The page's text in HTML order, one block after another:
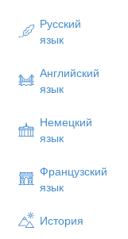
Русский
язык
Английский
язык
Немецкий
язык
Французский
язык
История